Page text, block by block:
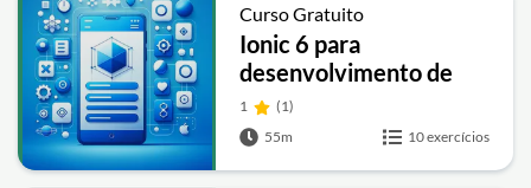
Curso Gratuito
Ionic 6 para
desenvolvimento de
apps
1
(1)
55m
10 exercícios